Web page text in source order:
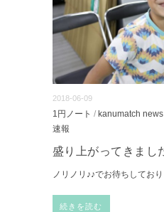
2018-06-09
1円ノート / kanumatch news
速報
盛り上がってきまし
ノリノリ♪♪でお待ちしており
続きを読む